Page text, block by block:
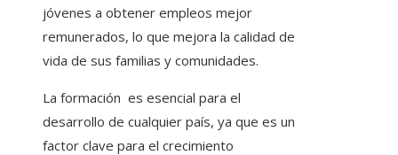
jóvenes a obtener empleos mejor
remunerados, lo que mejora la calidad de
vida de sus familias y comunidades.
La formación es esencial para el
desarrollo de cualquier país, ya que es un
factor clave para el crecimiento